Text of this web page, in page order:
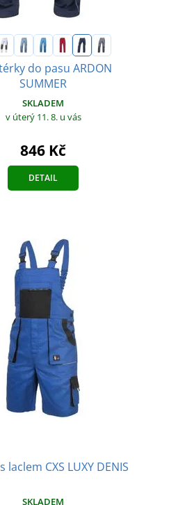
do pasu ARDON
SUMMER
SKLADEM
v úterý 11. 8. u vás
846 Kč
DETAIL
laclem CXS LUXY DENIS
SKLADEM